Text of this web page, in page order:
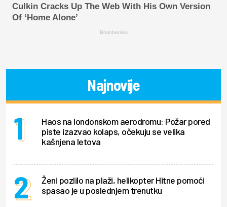
Culkin Cracks Up The Web With His Own Version
Of ‘Home Alone’
Brainberries
Najnovije
Haos na londonskom aerodromu: Požar pored
piste izazvao kolaps, očekuju se velika
kašnjena letova
Ženi pozlilo na plaži, helikopter Hitne pomoći
spasao je u poslednjem trenutku